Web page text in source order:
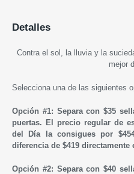
Detalles
Contra el sol, la lluvia y la
mejor
Selecciona una de las siguientes
Opción #1: Separa con $35
puertas. El precio regular de
del Día la consigues por
diferencia de $419 directamente
Opción #2: Separa con $40